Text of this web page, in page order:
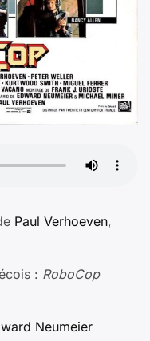
Paul Verhoeven,
: RoboCop
Neumeier